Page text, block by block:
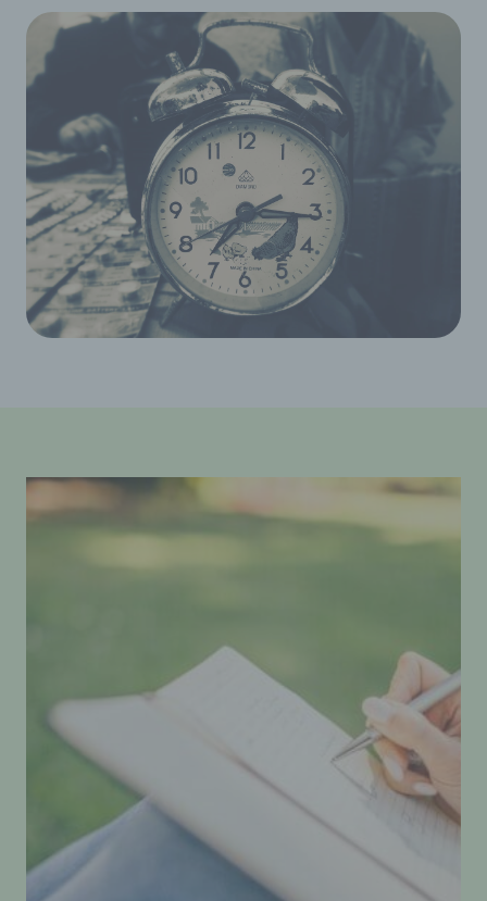
Technik unserer Internetseite zu gewährleisten
sowie (4) um Strafverfolgungsbehörden im Falle
eines Cyberangriffes die zur Strafverfolgung
notwendigen Informationen bereitzustellen. Diese
anonym erhobenen Daten und Informationen
werden durch uns daher einerseits statistisch und
ferner mit dem Ziel ausgewertet, den Datenschutz
und die Datensicherheit in unserem Unternehmen
zu erhöhen, um letztlich ein optimales
Schutzniveau für die von uns verarbeiteten
personenbezogenen Daten sicherzustellen. Die
anonymen Daten der Server-Logfiles werden
getrennt von allen durch eine betroffene Person
angegebenen personenbezogenen Daten
gespeichert.
personenbezogenen Daten zu registrieren.
Welche personenbezogenen Daten dabei an den
für die Verarbeitung Verantwortlichen übermittelt
Eingabemaske, die für die Registrierung
Verwendung bei dem für die Verarbeitung
Verantwortlichen und für eigene Zwecke
erhoben und gespeichert. Der für die
Verarbeitung Verantwortliche kann die
Weitergabe an einen oder mehrere
Auftragsverarbeiter, beispielsweise einen
Paketdienstleister, veranlassen, der die
personenbezogenen Daten ebenfalls
ausschließlich für eine interne Verwendung, die
dem für die Verarbeitung Verantwortlichen
zuzurechnen ist, nutzt.